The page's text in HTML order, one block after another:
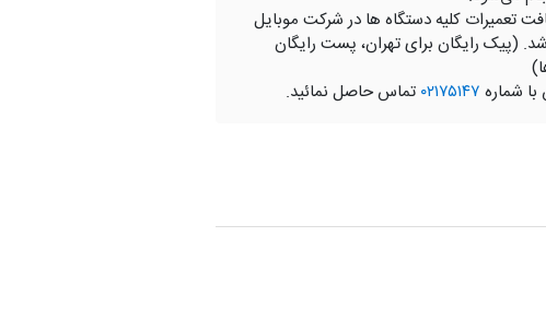
تعمیرات کلیه دستگاه ها در شرکت موبایل
(پیک رایگان برای تهران، پست رایگان
شماره ۰۲۱۷۵۱۴۷ تماس حاصل نمائید.